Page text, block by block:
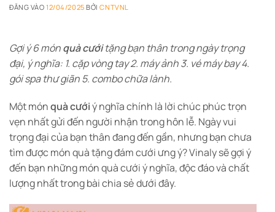
ĐĂNG VÀO12/04/2025 BỞICNTVNL
Gợi ý 6 mónquà cướitặng bạn thân trong ngày trọng
đại, ý nghĩa: 1. cặp vòng tay 2. máy ảnh 3. vé máy bay 4.
gói spa thư giãn 5. combo chữa lành.
Một mónquà cướiý nghĩa chính là lời chúc phúc trọn
vẹn nhất gửi đến người nhận trong hôn lễ. Ngày vui
trọng đại của bạn thân đang đến gần, nhưng bạn chưa
tìm được món quà tặng đám cưới ưng ý? Vinaly sẽ gợi ý
đến bạn những món quà cưới ý nghĩa, độc đáo và chất
lượng nhất trong bài chia sẻ dưới đây.